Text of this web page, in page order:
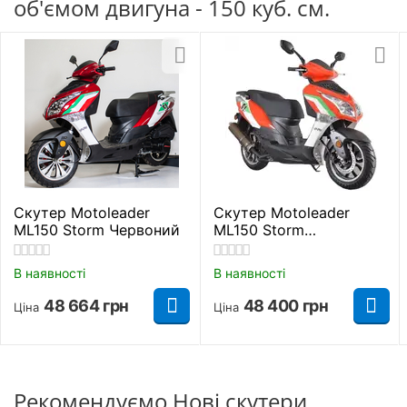
виробництва.
Апарат оснащений наднадійним чотиритактним
охолодження підтримує робочу температуру
Країна виробник Китай
Модель Storm 150
Стан Новий
Клас мотоцикла Дорожній
Тип живлення Бензин
Посадкових місць
Вантажопідйомність
швидкість
об'ємом двигуна - 150 куб. см.
Скутер Motoleader
ML150 Storm Червоний
В наявності
Ціна 48 664 грн
Скутер Motoleader
ML150 Storm
Помаранчевий
В наявності
Ціна 48 400 грн
Рекомендуємо Нові скутери